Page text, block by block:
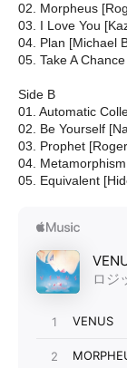
02. Morpheus
03. I Love You
04. Plan [Michael
05. Take A
Side B
01. Automatic
02. Be Yourself
03. Prophet
04.
05. Equivalent